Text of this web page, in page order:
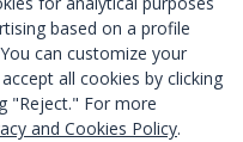
OFFERTE MIGLIORI
UNISCITI
based on a profile
can customize your
all cookies by clicking
"Reject." For more
and Cookies Policy.